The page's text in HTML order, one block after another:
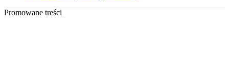
Promowane treści